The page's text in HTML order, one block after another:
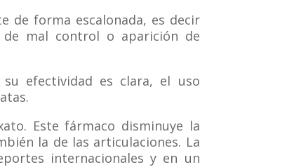
de forma escalonada, es decir
de mal control o aparición de
efectividad es clara, el uso
Este fármaco disminuye la
la de las articulaciones. La
internacionales y en un